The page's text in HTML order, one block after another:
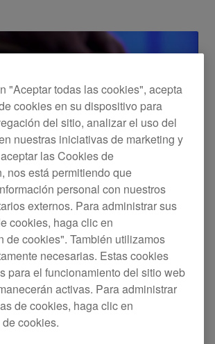
DDJ-SB2
"Aceptar todas las cookies", acepta
cookies en su dispositivo para
del sitio, analizar el uso del
nuestras iniciativas de marketing y
las Cookies de
nos está permitiendo que
personal con nuestros
externos. Para administrar sus
cookies, haga clic en
de cookies". También utilizamos
necesarias. Estas cookies
para el funcionamiento del sitio web
activas. Para administrar
de cookies, haga clic en
cookies.